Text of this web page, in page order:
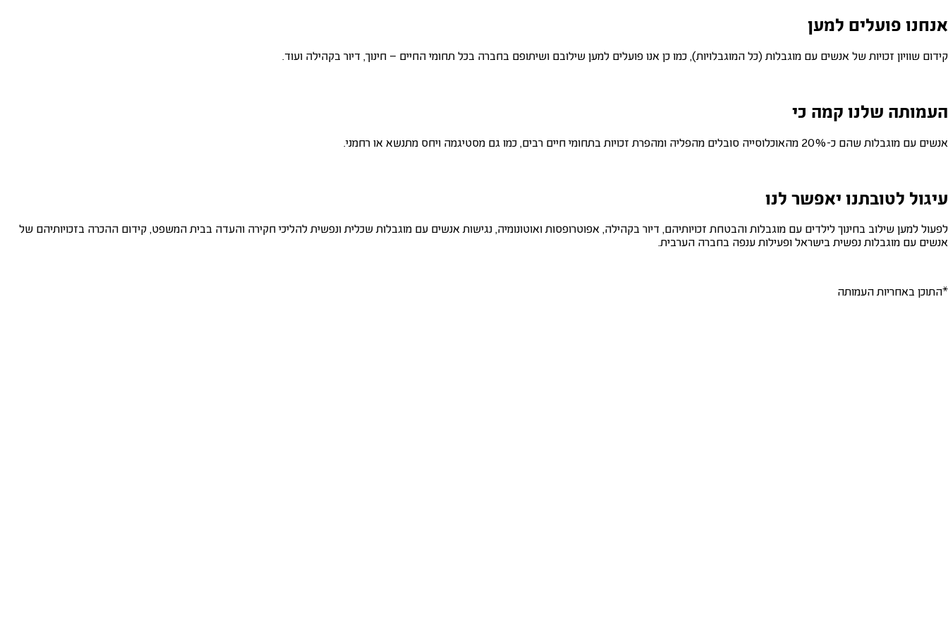
אנחנו פועלים למען
קידום שוויון זכויות של אנשים עם מוגבלות (כל המוגבלויות), כמו כן אנו פועלים למען שילובם ושיתופם בחברה בכל תחומי החיים – חינוך, דיור בקהילה ועוד.
העמותה שלנו קמה כי
אנשים עם מוגבלות שהם כ-20% מהאוכלוסייה סובלים מהפליה ומהפרת זכויות בתחומי חיים רבים, כמו גם מסטיגמה ויחס מתנשא או רחמני.
עיגול לטובתנו יאפשר לנו
לפעול למען שילוב בחינוך לילדים עם מוגבלות והבטחת זכויותיהם, דיור בקהילה, אפוטרופסות ואוטונומיה, נגישות אנשים עם מוגבלות שכלית ונפשית להליכי חקירה והעדה בבית המשפט, קידום ההכרה בזכויותיהם של
אנשים עם מוגבלות נפשית בישראל ופעילות ענפה בחברה הערבית.
*התוכן באחריות העמותה